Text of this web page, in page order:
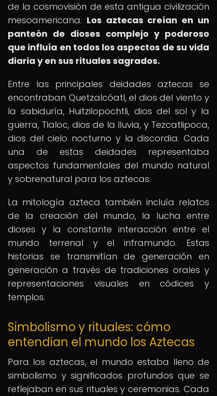
de la cosmovisión de esta antigua civilización
mesoamericana. Los aztecas creían en un
panteón de dioses complejo y poderoso
que influía en todos los aspectos de su vida
diaria y en sus rituales sagrados.
Entre las principales deidades aztecas se
encontraban Quetzalcóatl, el dios del viento y
la sabiduría, Huitzilopochtli, dios del sol y la
guerra, Tlaloc, dios de la lluvia, y Tezcatlipoca,
dios del cielo nocturno y la discordia. Cada
una de estas deidades representaba
aspectos fundamentales del mundo natural
y sobrenatural para los aztecas.
La mitología azteca también incluía relatos
de la creación del mundo, la lucha entre
dioses y la constante interacción entre el
mundo terrenal y el inframundo. Estas
historias se transmitían de generación en
generación a través de tradiciones orales y
representaciones visuales en códices y
templos.
Simbolismo y rituales: cómo
entendían el mundo los Aztecas
Para los aztecas, el mundo estaba lleno de
simbolismo y significados profundos que se
reflejaban en sus rituales y ceremonias. Cada